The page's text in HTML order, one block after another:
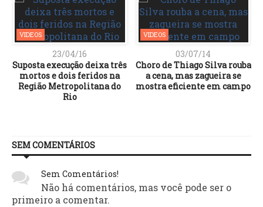
VIDEOS
23/04/16
Suposta execução deixa três
mortos e dois feridos na
Região Metropolitana do
Rio
VIDEOS
03/07/14
Choro de Thiago Silva rouba
a cena, mas zagueira se
mostra eficiente em campo
SEM COMENTÁRIOS
Sem Comentários!
Não há comentários, mas você pode ser o
primeiro a comentar.